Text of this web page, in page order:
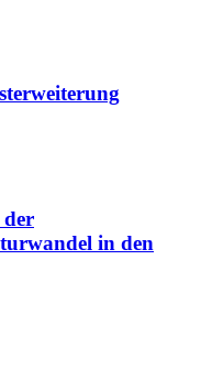
in den